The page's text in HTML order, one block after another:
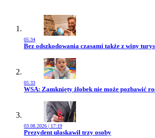
05:34
Przejdź do artykułu:
Bez odszkodowania czasami także z winy
05:33
Przejdź do artykułu:
WSA: Zamknięty żłobek nie może pozbawić
03.08.2026 | 17:19
Przejdź do artykułu:
Prezydent ułaskawił trzy osoby